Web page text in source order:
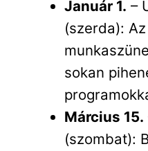
Január 1. –
(szerda):
sokan
Március 15.
(szombat):